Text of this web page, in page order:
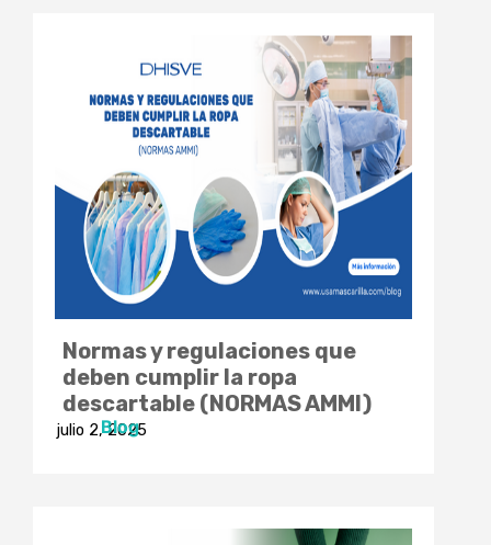
Normas y regulaciones que
deben cumplir la ropa
descartable (NORMAS AMMI)
julio 2, 2025
Blog